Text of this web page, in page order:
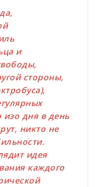
и
стороны,
изо дня в день
никто не
идея
каждого